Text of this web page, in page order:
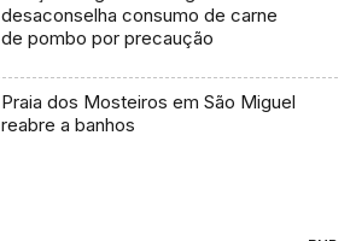
desaconselha consumo de carne
de pombo por precaução
Praia dos Mosteiros em São Miguel
reabre a banhos